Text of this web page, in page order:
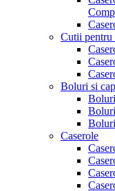
Cutii pentru
Boluri si
Caserole